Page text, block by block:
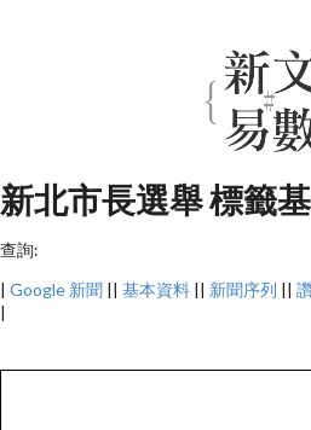
新北市長選舉 標籤
查詢:
| Google 新聞 || 基本資料 || 新聞序列 ||
|